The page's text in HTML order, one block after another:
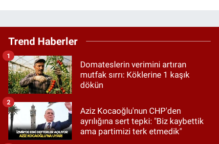
Trend Haberler
Domateslerin verimini artıran
mutfak sırrı: Köklerine 1 kaşık
dökün
1
Aziz Kocaoğlu'nun CHP'den
ayrılığına sert tepki: "Biz kaybettik
ama partimizi terk etmedik"
2